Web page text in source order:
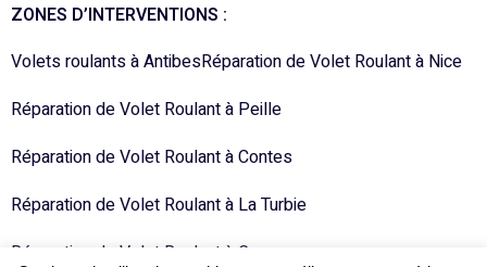
ZONES D’INTERVENTIONS :
Volets roulants à AntibesRéparation de Volet Roulant à Nice
Réparation de Volet Roulant à Peille
Réparation de Volet Roulant à Contes
Réparation de Volet Roulant à La Turbie
Réparation de Volet Roulant à Carros